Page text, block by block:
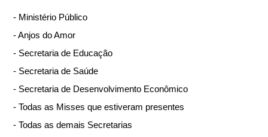
- Ministério Público
- Anjos do Amor
- Secretaria de Educação
- Secretaria de Saúde
- Secretaria de Desenvolvimento Econômico
- Todas as Misses que estiveram presentes
- Todas as demais Secretarias